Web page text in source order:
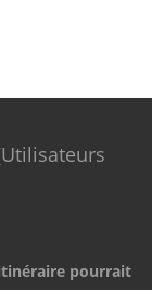
pourrait